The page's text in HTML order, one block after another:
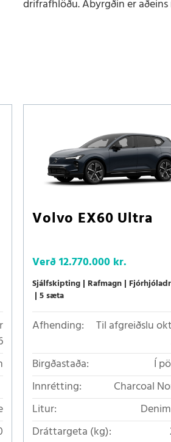
drifrafhlöðu. Ábyrgðin er
Volvo EX60 Ultra
Verð12.770.000 kr.
Sjálfskipting Rafmagn
5 sæta
Afhending:
Til afgreiðslu
Birgðastaða:
Í
Innrétting:
Charcoal
loftkælt
Litur:
Dráttargeta (kg):